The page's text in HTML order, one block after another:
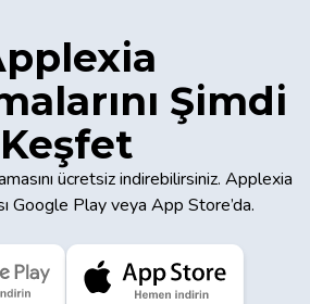
Şimdi
Keşfet
ücretsiz indirebilirsiniz. Applexia
Google Play veya App Store’da.